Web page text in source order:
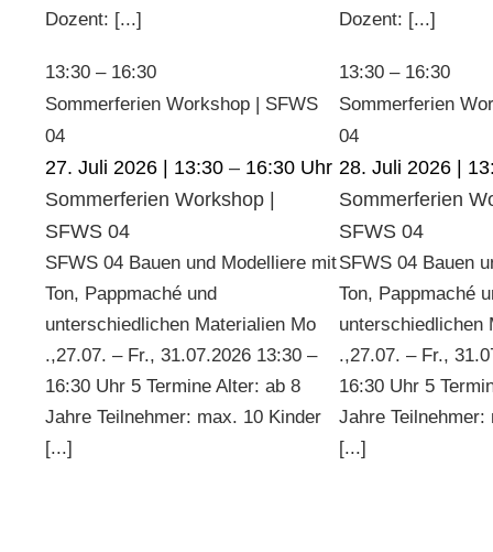
Dozent: [...]
13:30 – 16:30
Sommerferien Workshop | SFWS
04
27. Juli 2026 | 13:30– 16:30
Sommerferien Workshop |
SFWS 04
SFWS 04 Bauen und Modelliere mit
Ton, Pappmaché und
unterschiedlichen Materialien Mo
.,27.07. – Fr., 31.07.2026 13:30 –
16:30 Uhr 5 Termine Alter: ab 8
Jahre Teilnehmer: max. 10 Kinder
[...]
Dozent: [...]
13:30 – 16:30
Sommerferien
04
28. Juli 2026 |
Sommerferien
SFWS 04
SFWS 04 Bauen
Ton, Pappmaché
unterschiedlichen
.,27.07. – Fr.,
16:30 Uhr 5
Jahre
[...]